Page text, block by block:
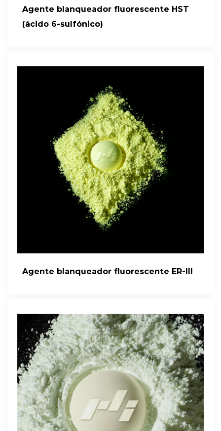
Agente blanqueador fluorescente HST
(ácido 6-sulfónico)
Agente blanqueador fluorescente ER-III